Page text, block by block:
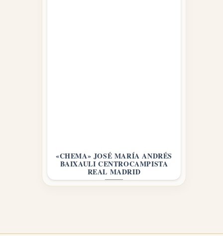
«CHEMA» JOSÉ MARÍA ANDRÉS
BAIXAULI CENTROCAMPISTA
REAL MADRID